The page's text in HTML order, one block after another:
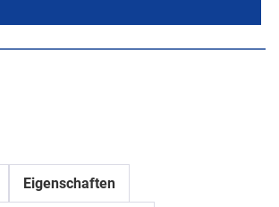
Eigenschaften